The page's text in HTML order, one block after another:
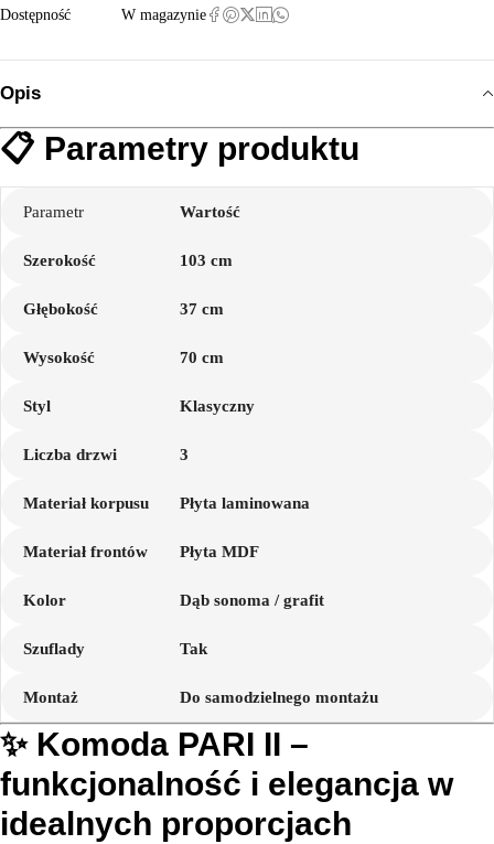
Dostępność W magazynie
Opis
📋 Parametry produktu
Parametr Wartość
Szerokość 103 cm
Głębokość 37 cm
Wysokość 70 cm
Styl Klasyczny
Liczba drzwi 3
Materiał korpusu Płyta laminowana
Materiał frontów Płyta MDF
Kolor Dąb sonoma / grafit
Szuflady Tak
Montaż Do samodzielnego montażu
✨ Komoda PARI II –
funkcjonalność i elegancja w
idealnych proporcjach